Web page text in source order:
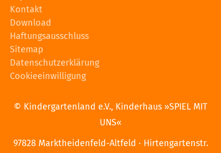
Kontakt
Download
Haftungsausschluss
Sitemap
Datenschutzerklärung
Cookieeinwilligung
© Kindergartenland e.V., Kinderhaus »SPIEL MIT
UNS«
97828 Marktheidenfeld-Altfeld · Hirtengartenstr.